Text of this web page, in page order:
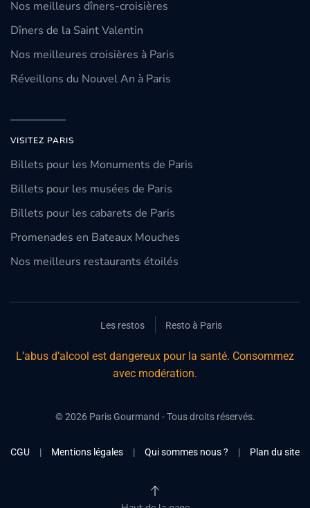
Nos meilleurs dîners-croisières
Dîners de la Saint Valentin
Nos meilleures croisières à Paris
Réveillons du Nouvel An à Paris
VISITEZ PARIS
Billets pour les Monuments de Paris
Billets pour les musées de Paris
Billets pour les cabarets de Paris
Promenades en Bateaux Mouches
Nos meilleurs restaurants étoilés
Les restos Resto à Paris
L’abus d’alcool est dangereux pour la santé. Consommez
avec modération.
©2026Paris Gourmand - Tous droits réservés.
CGU | Mentions légales | Qui sommes nous ? | Plan du site